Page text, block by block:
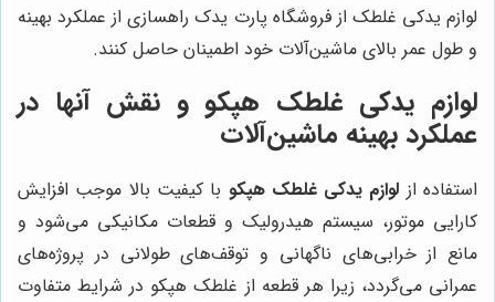
لوازم یدکی غلطک از فروشگاه پارت یدک راهسازی از عملکرد بهینه
و طول عمر بالای ماشین‌آلات خود اطمینان حاصل کنند.
لوازم یدکی غلطک هپکو و نقش آنها در
عملکرد بهینه ماشین‌آلات
استفاده از لوازم یدکی غلطک هپکو با کیفیت بالا موجب افزایش
کارایی موتور، سیستم هیدرولیک و قطعات مکانیکی می‌شود و
مانع از خرابی‌های ناگهانی و توقف‌های طولانی در پروژه‌های
عمرانی می‌گردد، زیرا هر قطعه از غلطک هپکو در شرایط متفاوت